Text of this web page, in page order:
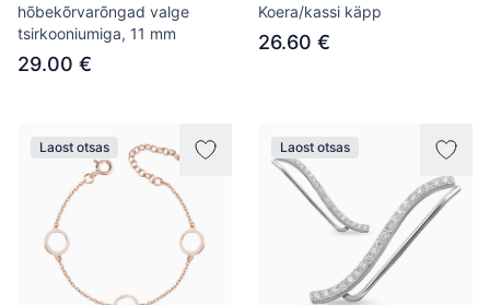
hõbekõrvarõngad valge
tsirkooniumiga, 11 mm
29.00 €
Koera/kassi käpp
26.60 €
Laost otsas Laost otsas